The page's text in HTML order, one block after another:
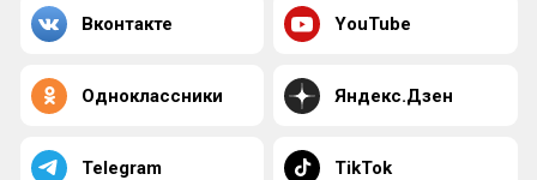
Вконтакте YouTube
Одноклассники Яндекс.Дзен
Telegram TikTok